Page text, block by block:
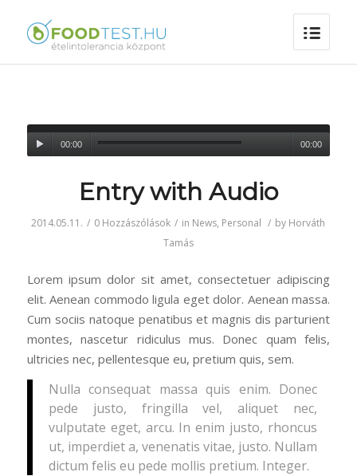
Audió
lejátszó00:00 00:00
Entry with Audio
2014.05.11. / 0 Hozzászólások / in News, Personal / by Horváth
Tamás
Lorem ipsum dolor sit amet, consectetuer adipiscing
elit. Aenean commodo ligula eget dolor. Aenean massa.
Cum sociis natoque penatibus et magnis dis parturient
montes, nascetur ridiculus mus. Donec quam felis,
ultricies nec, pellentesque eu, pretium quis, sem.
Nulla consequat massa quis enim. Donec
pede justo, fringilla vel, aliquet nec,
vulputate eget, arcu. In enim justo, rhoncus
ut, imperdiet a, venenatis vitae, justo. Nullam
dictum felis eu pede mollis pretium. Integer.